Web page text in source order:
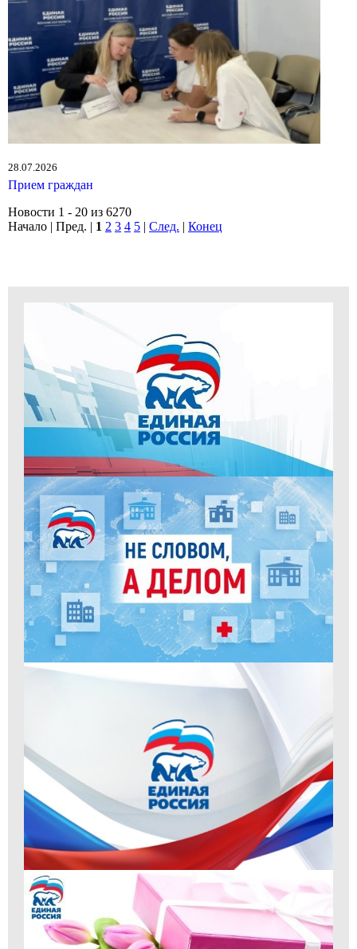
28.07.2026
Прием граждан
Новости 1 - 20 из 6270
Начало | Пред. | 1 2 3 4 5 | След. | Конец